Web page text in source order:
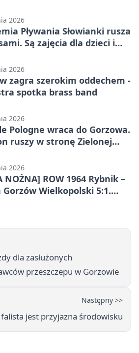
2026
Pływania Słowianki rusza
Są zajęcia dla dzieci i
2026
zagra szerokim oddechem -
spotka brass band
2026
Pologne wraca do Gorzowa.
ruszy w stronę Zielonej
2026
NOŻNA] ROW 1964 Rybnik –
Wielkopolski 5:1.
dla zasłużonych
przeszczepu w Gorzowie
Następny >>
jest przyjazna środowisku